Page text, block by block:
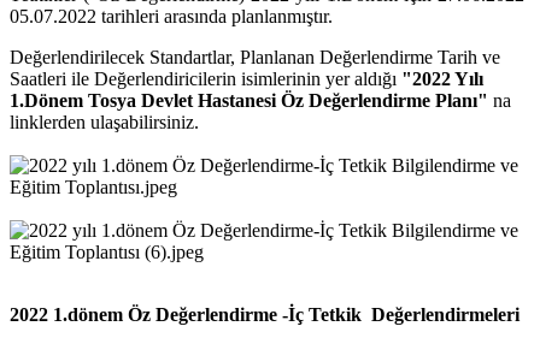
05.07.2022 tarihleri arasında planlanmıştır.
Değerlendirilecek Standartlar, Planlanan Değerlendirme Tarih ve
Saatleri ile Değerlendiricilerin isimlerinin yer aldığı "2022 Yılı
1.Dönem Tosya Devlet Hastanesi Öz Değerlendirme Planı" na
linklerden ulaşabilirsiniz.
2022 1.dönem Öz Değerlendirme -İç Tetkik Değerlendirmeleri